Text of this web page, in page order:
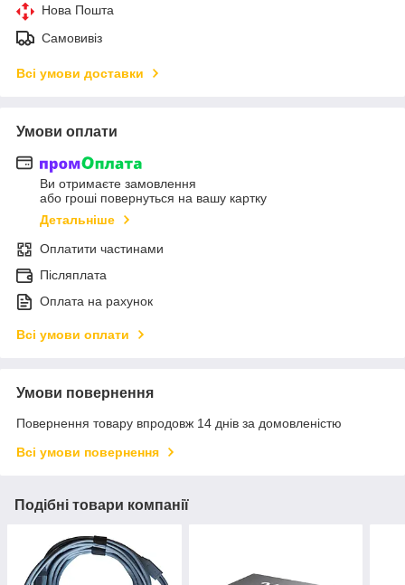
Нова Пошта
Самовивіз
Всі умови доставки
Умови оплати
Ви отримаєте замовлення
або гроші повернуться на вашу картку
Детальніше
Оплатити частинами
Післяплата
Оплата на рахунок
Всі умови оплати
Умови повернення
Повернення товару впродовж 14 днів за домовленістю
Всі умови повернення
Подібні товари компанії